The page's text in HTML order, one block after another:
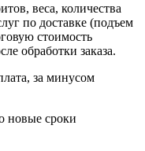
веса, количества
по доставке (подъем
стоимость
обработки заказа.
за минусом
новые сроки